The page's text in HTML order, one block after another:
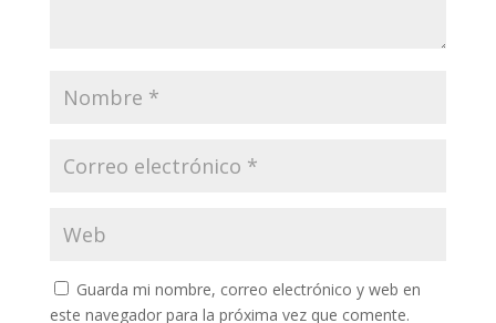
Guarda mi nombre, correo electrónico y web en
este navegador para la próxima vez que comente.